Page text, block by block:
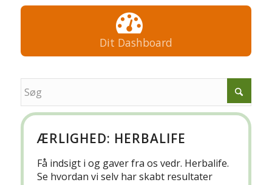
Dit Dashboard
ÆRLIGHED: HERBALIFE
Få indsigt i og gaver fra os vedr. Herbalife.
Se hvordan vi selv har skabt resultater